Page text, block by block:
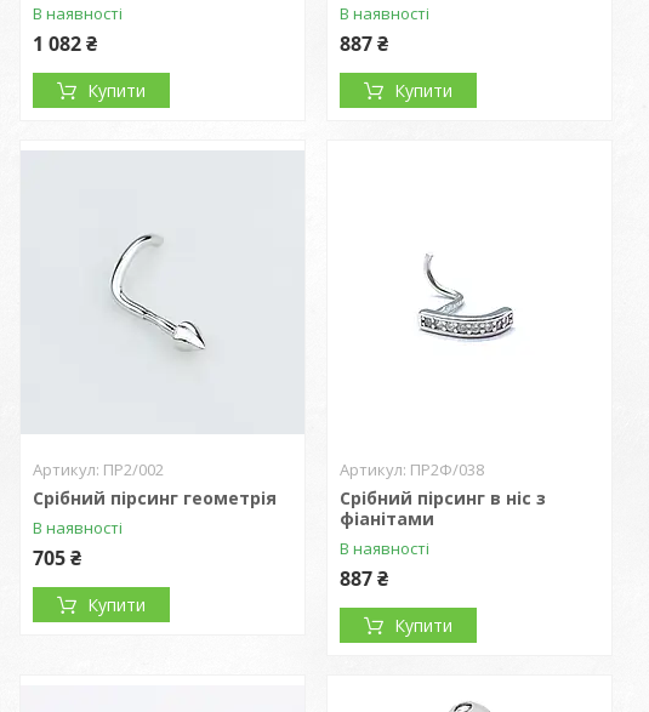
В наявності
1 082 ₴
Купити
В наявності
887 ₴
Купити
ПР2/002
Срібний пірсинг геометрія
В наявності
705 ₴
Купити
ПР2Ф/038
Срібний пірсинг в ніс з
фіанітами
В наявності
887 ₴
Купити